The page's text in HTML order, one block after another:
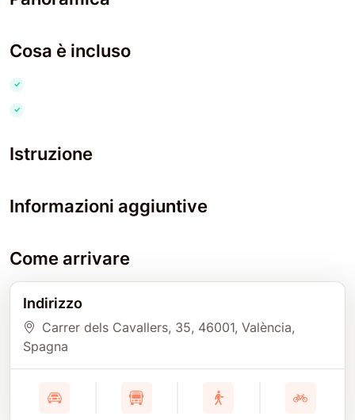
Cosa è incluso
Istruzione
Informazioni aggiuntive
Come arrivare
Indirizzo
Carrer dels Cavallers, 35, 46001, València,
Spagna